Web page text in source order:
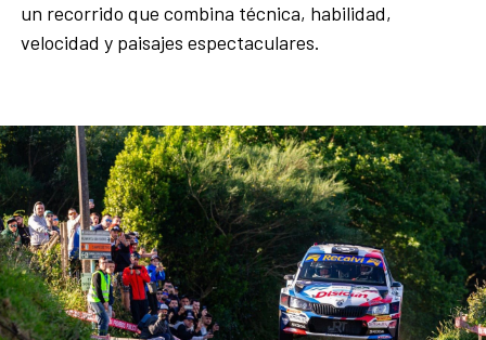
un recorrido que combina técnica, habilidad,
velocidad y paisajes espectaculares.